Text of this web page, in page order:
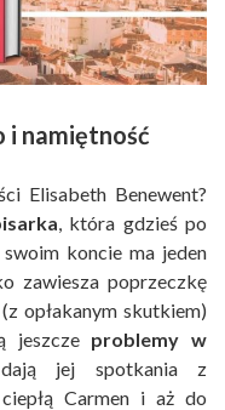
i namiętność
Elisabeth Benewent?
, która gdzieś po
koncie ma jeden
zawiesza poprzeczkę
opłakanym skutkiem)
jeszcze problemy w
jej spotkania z
Carmen i aż do